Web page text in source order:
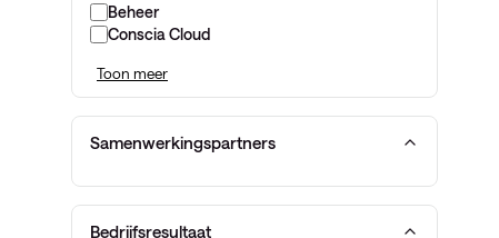
Beheer
Conscia Cloud
Toon meer
Samenwerkingspartners
Bedrijfsresultaat